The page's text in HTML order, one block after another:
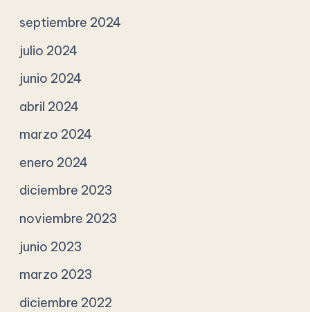
septiembre 2024
julio 2024
junio 2024
abril 2024
marzo 2024
enero 2024
diciembre 2023
noviembre 2023
junio 2023
marzo 2023
diciembre 2022